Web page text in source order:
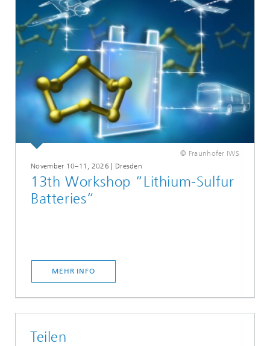
© Fraunhofer IWS
November 10–11, 2026 | Dresden
13th Workshop “Lithium-Sulfur
Batteries“
MEHR INFO
Teilen